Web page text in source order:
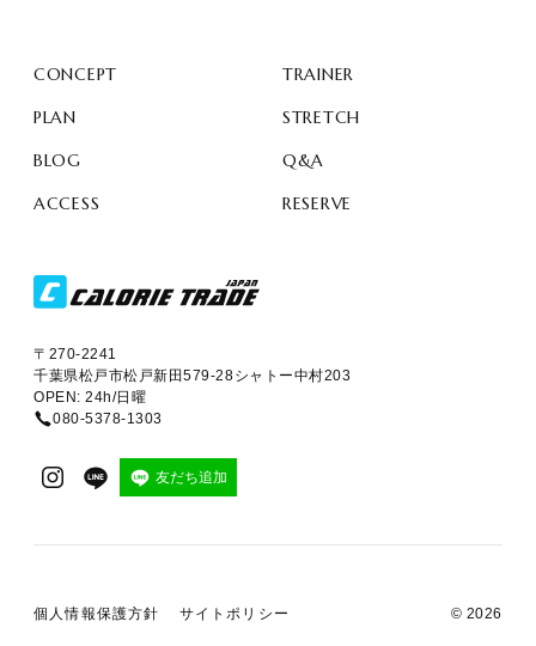
CONCEPT
TRAINER
PLAN
STRETCH
BLOG
Q&A
ACCESS
RESERVE
〒270-2241
千葉県松戸市松戸新田579-28シャトー中村203
OPEN: 24h/日曜
080-5378-1303
友だち追加
個人情報保護方針 サイトポリシー © 2026